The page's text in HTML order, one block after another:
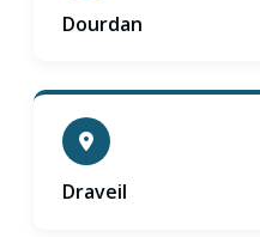
Dourdan
Draveil